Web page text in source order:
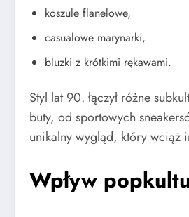
koszule flanelowe,
casualowe marynarki,
bluzki z krótkimi rękawami.
Styl lat 90. łączył różne
buty, od sportowych
unikalny wygląd, który wciąż
Wpływ